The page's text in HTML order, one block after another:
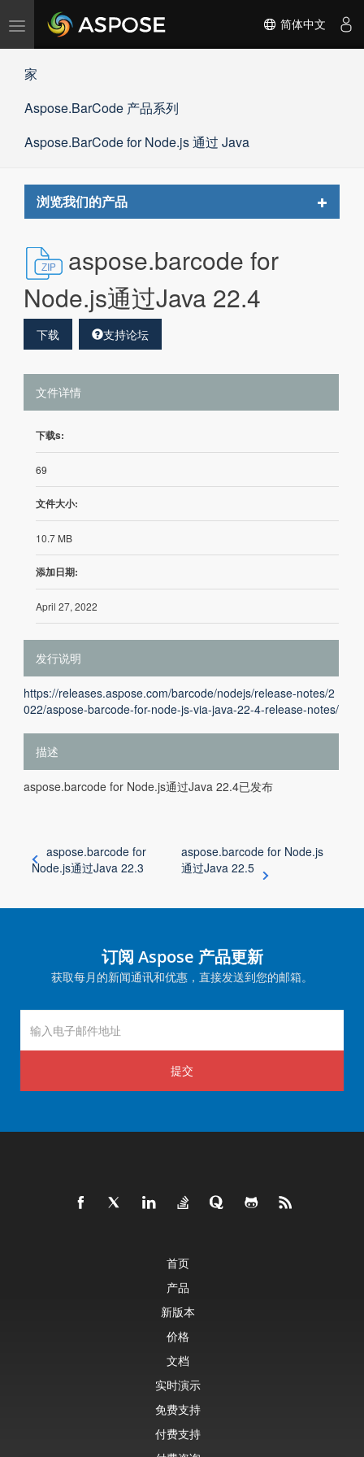
切
航
简体中文
家
Aspose.BarCode 产品系列
Aspose.BarCode for Node.js 通过 Java
浏览我们的产品
Toggle
aspose.barcode for
Node.js通过Java 22.4
下载 支持论坛
文件详情
下载s:
69
文件大小:
10.7 MB
添加日期:
April 27, 2022
发行说明
https://releases.aspose.com/barcode/nodejs/release-notes/2
022/aspose-barcode-for-node-js-via-java-22-4-release-notes/
描述
aspose.barcode for Node.js通过Java 22.4已发布
aspose.barcode for
Node.js通过Java 22.3
aspose.barcode for Node.js
通过Java 22.5
订阅 Aspose 产品更新
获取每月的新闻通讯和优惠，直接发送到您的邮箱。
提交
首页
产品
新版本
价格
文档
实时演示
免费支持
付费支持